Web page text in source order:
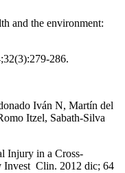
and the environment:
286.
Iván N, Martín del
Itzel, Sabath-Silva
Injury in a Cross-
Invest Clin. 2012 dic; 64